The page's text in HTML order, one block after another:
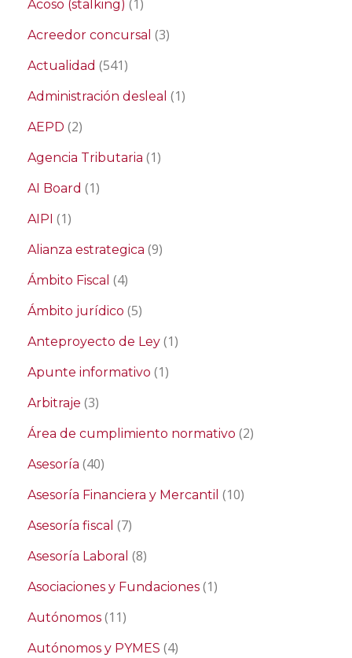
Acoso (stalking) (1)
Acreedor concursal (3)
Actualidad (541)
Administración desleal (1)
AEPD (2)
Agencia Tributaria (1)
AI Board (1)
AIPI (1)
Alianza estrategica (9)
Ámbito Fiscal (4)
Ámbito jurídico (5)
Anteproyecto de Ley (1)
Apunte informativo (1)
Arbitraje (3)
Área de cumplimiento normativo (2)
Asesoría (40)
Asesoría Financiera y Mercantil (10)
Asesoría fiscal (7)
Asesoría Laboral (8)
Asociaciones y Fundaciones (1)
Autónomos (11)
Autónomos y PYMES (4)